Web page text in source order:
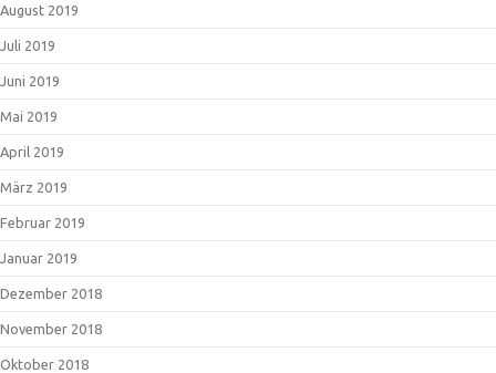
August 2019
Juli 2019
Juni 2019
Mai 2019
April 2019
März 2019
Februar 2019
Januar 2019
Dezember 2018
November 2018
Oktober 2018